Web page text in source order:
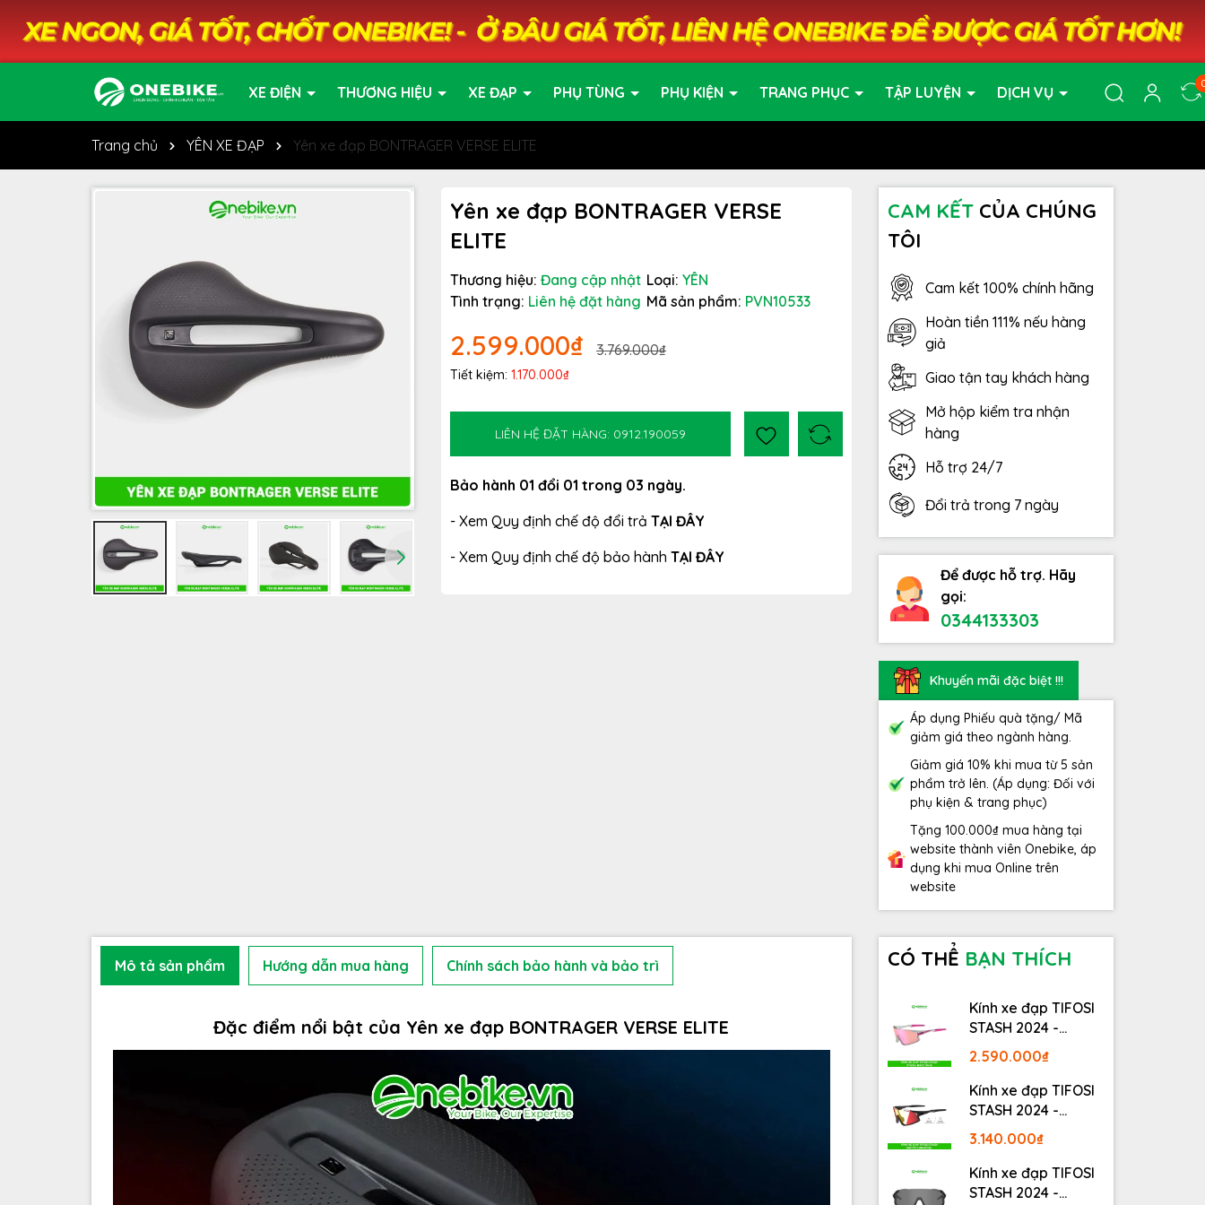
XE ĐIỆN THƯƠNG HIỆU XE ĐẠP PHỤ TÙNG PHỤ KIỆN TRANG PHỤC TẬP LUYỆN DỊCH VỤ
Trang chủ YÊN XE ĐẠP Yên xe đạp BONTRAGER VERSE ELITE
Yên xe đạp BONTRAGER VERSE
ELITE
Thương hiệu: Đang cập nhật Loại: YÊN
Tình trạng: Liên hệ đặt hàng Mã sản phẩm: PVN10533
2.599.000₫ 3.769.000₫
Tiết kiệm: 1.170.000₫
LIÊN HỆ ĐẶT HÀNG: 0912.190059
Bảo hành 01 đổi 01 trong 03 ngày.
- Xem Quy định chế độ đổi trả TẠI ĐÂY
- Xem Quy định chế độ bảo hành TẠI ĐÂY
CAM KẾTCỦA CHÚNG
TÔI
Cam kết 100% chính hãng
Hoàn tiền 111% nếu hàng
giả
Giao tận tay khách hàng
Mở hộp kiểm tra nhận
hàng
Hỗ trợ 24/7
Đổi trả trong 7 ngày
Để được hỗ trợ. Hãy
gọi:
0344133303
Khuyến mãi đặc biệt !!!
Áp dụng Phiếu quà tặng/ Mã
giảm giá theo ngành hàng.
Giảm giá 10% khi mua từ 5 sản
phẩm trở lên. (Áp dụng: Đối với
phụ kiện & trang phục)
Tặng 100.000₫ mua hàng tại
website thành viên Onebike, áp
dụng khi mua Online trên
website
Mô tả sản phẩm Hướng dẫn mua hàng Chính sách bảo hành và bảo trì
Đặc điểm nổi bật của Yên xe đạp BONTRAGER VERSE ELITE
CÓ THỂ BẠN THÍCH
Kính xe đạp TIFOSI
STASH 2024 -
STASH, RACE PINK
2.590.000₫
Kính xe đạp TIFOSI
STASH 2024 -
MATTE GUNMETAL
3.140.000₫
Kính xe đạp TIFOSI
STASH 2024 -